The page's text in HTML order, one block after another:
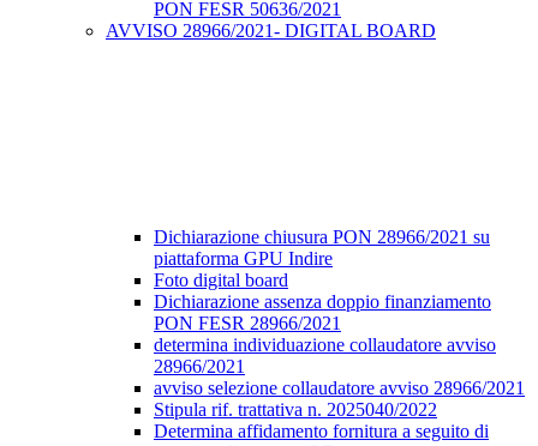
PON FESR 50636/2021
AVVISO 28966/2021- DIGITAL BOARD
Dichiarazione chiusura PON 28966/2021 su
piattaforma GPU Indire
Foto digital board
Dichiarazione assenza doppio finanziamento
PON FESR 28966/2021
determina individuazione collaudatore avviso
28966/2021
avviso selezione collaudatore avviso 28966/2021
Stipula rif. trattativa n. 2025040/2022
Determina affidamento fornitura a seguito di